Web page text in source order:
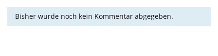
Bisher wurde noch kein Kommentar abgegeben.